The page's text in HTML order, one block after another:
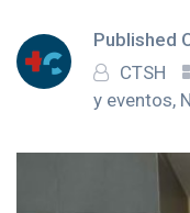
Published
CTSH
y eventos,